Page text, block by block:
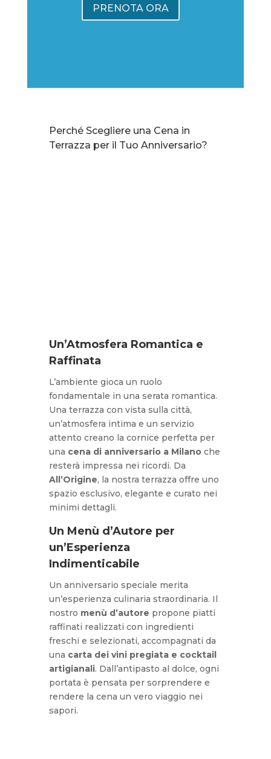
PRENOTA ORA
Perché Scegliere una Cena in
Terrazza per il Tuo Anniversario?
Un’Atmosfera Romantica e
Raffinata
L’ambiente gioca un ruolo
fondamentale in una serata romantica.
Una terrazza con vista sulla città,
un’atmosfera intima e un servizio
attento creano la cornice perfetta per
una cena di anniversario a Milanoche
resterà impressa nei ricordi. Da
All’Origine, la nostra terrazza offre uno
spazio esclusivo, elegante e curato nei
minimi dettagli.
Un Menù d’Autore per
un’Esperienza
Indimenticabile
Un anniversario speciale merita
un’esperienza culinaria straordinaria. Il
nostro menù d’autore propone piatti
raffinati realizzati con ingredienti
freschi e selezionati, accompagnati da
una carta dei vini pregiata e cocktail
artigianali. Dall’antipasto al dolce, ogni
portata è pensata per sorprendere e
rendere la cena un vero viaggio nei
sapori.